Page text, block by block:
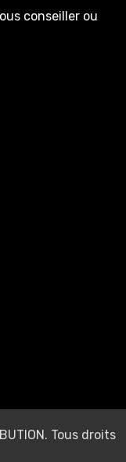
conseiller ou
Tous droits